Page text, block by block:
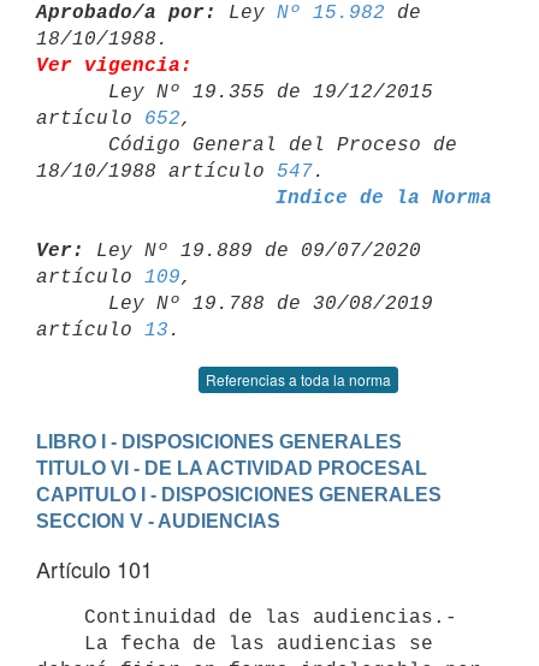
Aprobado/a por: Ley Nº 15.982 de
Ver vigencia:
artículo 652,
18/10/1988 artículo 547
Indice de la Norma
Ver:
Ley Nº 19.889 de 09/07/2020
artículo 109,
artículo 13
Referencias a toda la norma
LIBRO I - DISPOSICIONES GENERALES
TITULO VI - DE LA ACTIVIDAD PROCESAL
CAPITULO I - DISPOSICIONES GENERALES
SECCION V - AUDIENCIAS
Artículo 101